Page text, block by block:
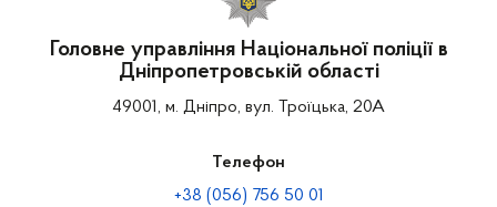
Головне управління Національної поліції в
Дніпропетровській області
49001, м. Дніпро, вул. Троїцька, 20А
Телефон
+38 (056) 756 50 01